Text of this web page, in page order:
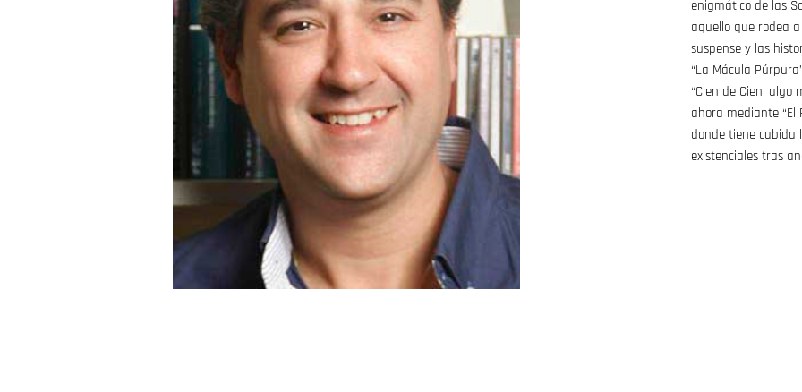
enigmático de las
aquello que rodea
suspense y las
“La Mácula
“Cien de Cien, algo
ahora mediante “El
donde tiene cabida
existenciales tras